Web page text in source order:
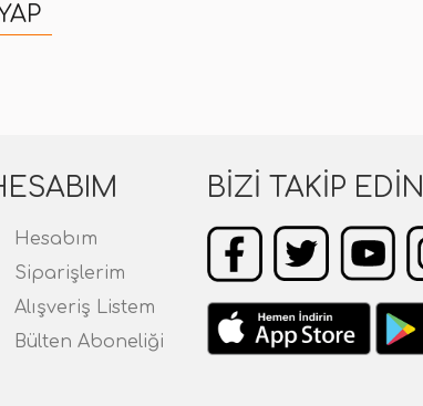
Hesabım
Siparişlerim
Alışveriş Listem
Bülten Aboneliği
BIZI TAKIP EDIN